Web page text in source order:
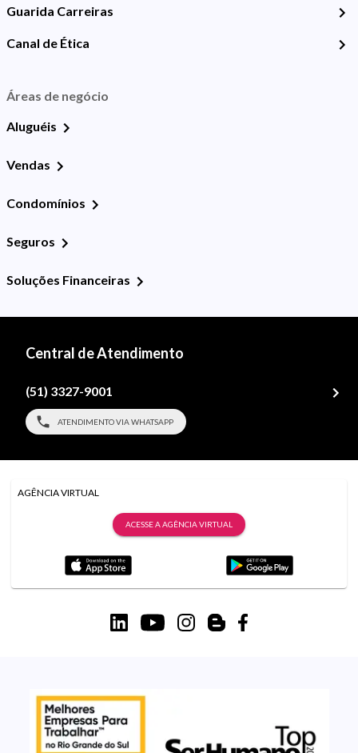
Guarida Carreiras
Canal de Ética
Áreas de negócio
Aluguéis
Vendas
Condomínios
Seguros
Soluções Financeiras
Central de Atendimento
(51) 3327-9001
ATENDIMENTO VIA WHATSAPP
AGÊNCIA VIRTUAL
ACESSE A AGÊNCIA VIRTUAL